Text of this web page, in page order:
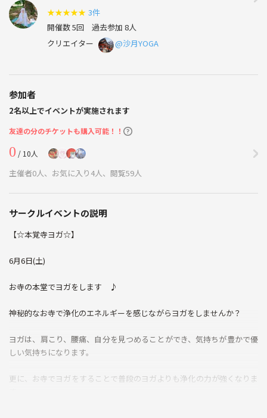
★★★★★ 3件
開催数 5回 過去参加 8人
クリエイター
@沙月YOGA
参加者
2名以上でイベントが実施されます
友達の分のチケットも購入可能！！
0 / 10人
主催者0人、お気に入り4人、閲覧59人
サークルイベントの説明
【☆本覚寺ヨガ☆】
6月6日(土)
お寺の本堂でヨガをします ♪
神秘的なお寺で浄化のエネルギーを感じながらヨガをしませんか？
ヨガは、肩こり、腰痛、自分を見つめることができ、気持ちが豊かで優
しい気持ちになります。
更に、お寺でヨガをすることで普段のヨガよりも浄化の力が強くなりま